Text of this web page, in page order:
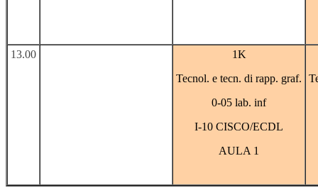
13.00
1K
Tecnol. e tecn. di rapp. graf.
0-05 lab. inf
I-10 CISCO/ECDL
AULA 1